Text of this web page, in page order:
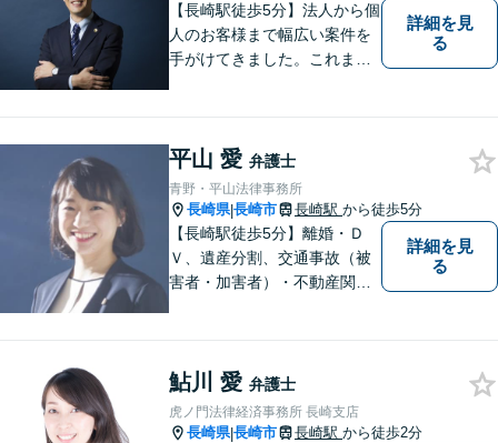
【長崎駅徒歩5分】法人から個
人のお客様まで幅広い案件を
手がけてきました。これまで
詳細を見
る
平山 愛 弁護士
青野・平山法律事務所
長崎県|長崎市 長崎駅 から徒歩5分
【長崎駅徒歩5分】離婚・Ｄ
Ｖ、遺産分割、交通事故（被
害者・加害者）・不動産関連
詳細を見
る
鮎川 愛 弁護士
虎ノ門法律経済事務所 長崎支店
長崎県|長崎市 長崎駅 から徒歩2分